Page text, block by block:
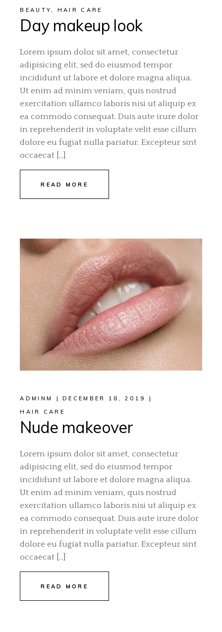
BEAUTY , HAIR CARE
Day makeup look
Lorem ipsum dolor sit amet, consectetur
adipisicing elit, sed do eiusmod tempor
incididunt ut labore et dolore magna aliqua.
Ut enim ad minim veniam, quis nostrud
exercitation ullamco laboris nisi ut aliquip ex
ea commodo consequat. Duis aute irure dolor
in reprehenderit in voluptate velit esse cillum
dolore eu fugiat nulla pariatur. Excepteur sint
occaecat […]
READ MORE
ADMINM
DECEMBER 18, 2019
HAIR CARE
Nude makeover
Lorem ipsum dolor sit amet, consectetur
adipisicing elit, sed do eiusmod tempor
incididunt ut labore et dolore magna aliqua.
Ut enim ad minim veniam, quis nostrud
exercitation ullamco laboris nisi ut aliquip ex
ea commodo consequat. Duis aute irure dolor
in reprehenderit in voluptate velit esse cillum
dolore eu fugiat nulla pariatur. Excepteur sint
occaecat […]
READ MORE